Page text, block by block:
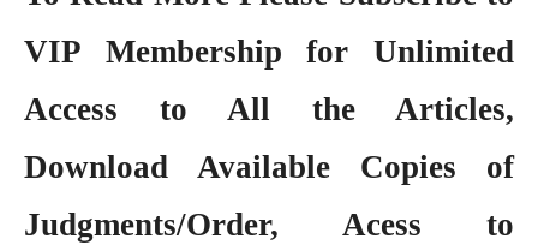
VIP Membershipfor Unlimited
Access to All the Articles,
Download Available Copies of
Judgments/Order, Acess to